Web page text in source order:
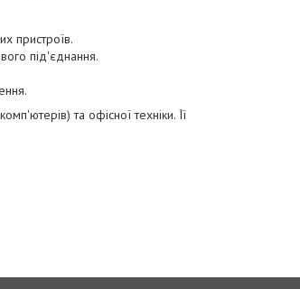
пристроїв.
під'єднання.
та офісної техніки. Її